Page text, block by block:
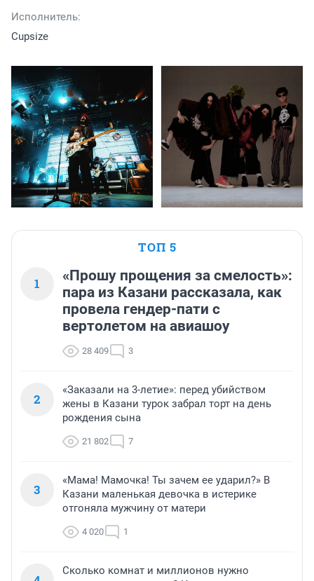
Исполнитель:
Cupsize
ТОП 5
1
«Прошу прощения за смелость»:
пара из Казани рассказала, как
провела гендер-пати с
вертолетом на авиашоу
28 409 3
2
«Заказали на 3-летие»: перед убийством
жены в Казани турок забрал торт на день
рождения сына
21 802 7
3
«Мама! Мамочка! Ты зачем ее ударил?» В
Казани маленькая девочка в истерике
отгоняла мужчину от матери
4 020 1
Сколько комнат и миллионов нужно